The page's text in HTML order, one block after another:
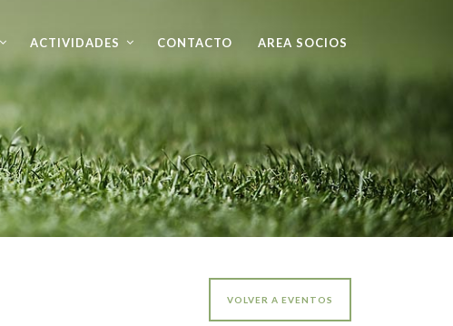
ACTIVIDADES CONTACTO AREA SOCIOS
VOLVER A EVENTOS